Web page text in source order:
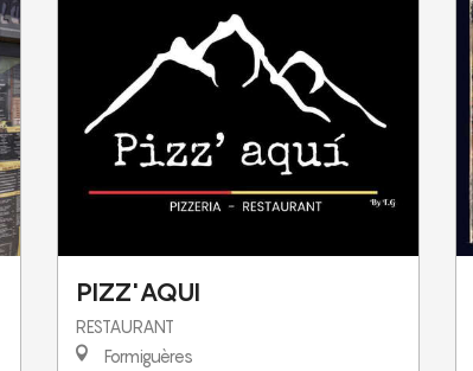
PIZZ'AQUI
RESTAURANT
Formiguères